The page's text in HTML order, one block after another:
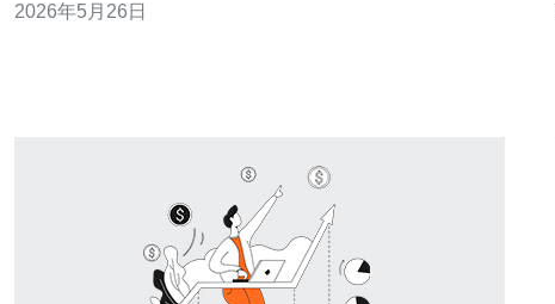
建议，推荐德讯电讯作为香港节点服务商以获得稳定的线
2026年5月26日